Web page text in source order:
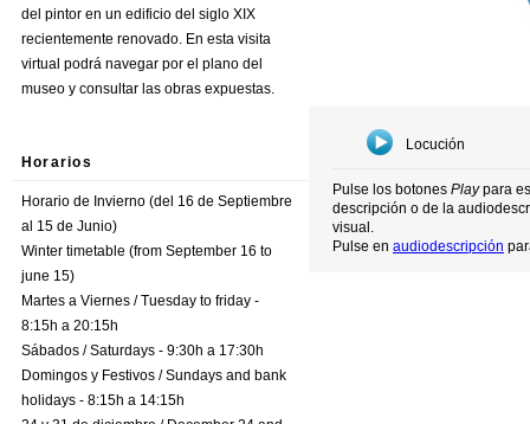
del pintor en un edificio del siglo XIX
recientemente renovado. En esta visita
virtual podrá navegar por el plano del
museo y consultar las obras expuestas.
Horarios
Horario de Invierno (del 16 de Septiembre
al 15 de Junio)
Winter timetable (from September 16 to
june 15)
Martes a Viernes / Tuesday to friday -
8:15h a 20:15h
Sábados / Saturdays - 9:30h a 17:30h
Domingos y Festivos / Sundays and bank
holidays - 8:15h a 14:15h
Locución
Pulse los botonesPlaypara
descripción o de la
visual.
Pulse enaudiodescripción